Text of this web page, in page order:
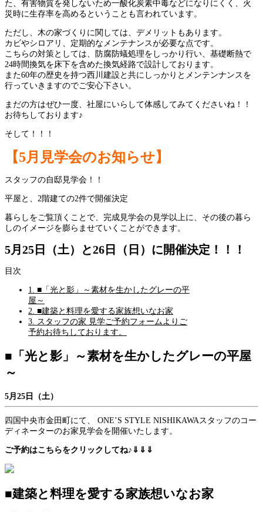
た、有害物質を発しないため一酸化炭素中毒などになりにくく、火
災時に生存率を高めるということも言われています。
ただし、木の家づくりに関しては、デメリットもあります。
カビやシロアリ、定期的なメンテナンスが必要な点です。
こちらの対策としては、防腐防蟻処理をしっかり行い、基礎断熱で
24時間換気を床下を含めた換気経路で設計しております。
また60年の歴史を持つ西川建設と共にしっかりとメンテンナンスを
行っていきますのでご安心下さい。
まだの方はぜひ一度、社屋にいらして体感してみてくださいね！！
お待ちしております♪
そして！！！
【5月見学会のお知らせ】
スタッフの自邸見学会！！
平屋と、2階建ての2件で開催決定
暮らしをご覧頂くことで、完成見学会の見学以上に、その後の暮ら
しのイメージを膨らませていくことができます。
5月25日（土）と26日（日）に開催決定！！！
目次
1.
■「光と影」～素材を生かしたグレーの平
屋～
2. ■建築と料理を愛する家族想いなお家
3.
スタッフの家 見学ご予約フォームよりご
予約お待ちしております。
■「光と影」～素材を生かしたグレーの平屋
～
5月25日（土）
四国中央市金田町にて、 ONE’S STYLE NISHIKAWAスタッフのコー
ディネーターのお家見学会を開催いたします。
ご予約はこちらをクリックしてね♪ ⇓⇓⇓
■建築と料理を愛する家族想いなお家